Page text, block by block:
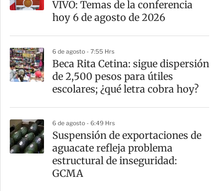
VIVO: Temas de la conferencia
hoy 6 de agosto de 2026
6 de agosto - 7:55 Hrs
Beca Rita Cetina: sigue dispersión
de 2,500 pesos para útiles
escolares; ¿qué letra cobra hoy?
6 de agosto - 6:49 Hrs
Suspensión de exportaciones de
aguacate refleja problema
estructural de inseguridad:
GCMA